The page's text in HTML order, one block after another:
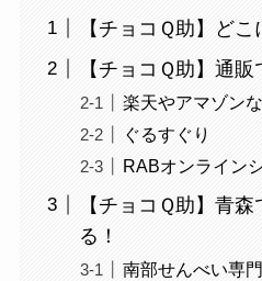
【チョコＱ助】ど
【チョコＱ助】通
楽天やアマゾン
ぐるすぐり
RABオンライン
【チョコＱ助】青
る！
南部せんべい専